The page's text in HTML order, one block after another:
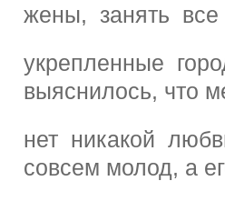
жены, занять
укрепленные
выяснилось, что
нет никакой
совсем молод, а